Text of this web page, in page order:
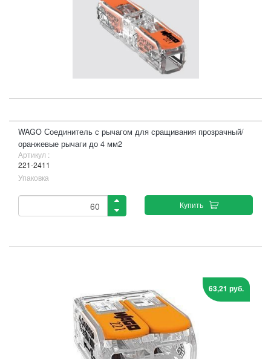
WAGO Соединитель с рычагом для сращивания прозрачный/
оранжевые рычаги до 4 мм2
Артикул :
221-2411
Упаковка
Купить
63,21 руб.